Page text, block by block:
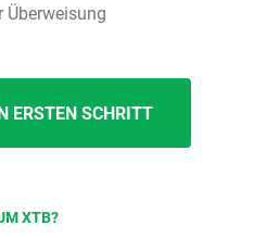
Überweisung
ERSTEN SCHRITT
XTB?